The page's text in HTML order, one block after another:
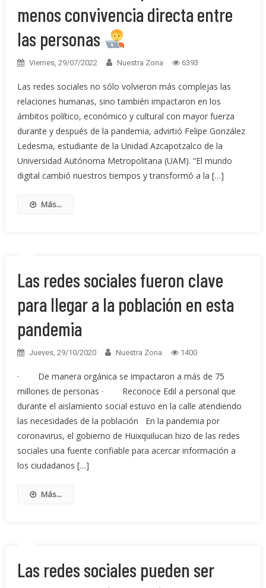
menos convivencia directa entre
las personas
Viernes, 29/07/2022 Nuestra Zona 6393
Las redes sociales no sólo volvieron más complejas las
relaciones humanas, sino también impactaron en los
ámbitos político, económico y cultural con mayor fuerza
durante y después de la pandemia, advirtió Felipe González
Ledesma, estudiante de la Unidad Azcapotzalco de la
Universidad Autónoma Metropolitana (UAM). “El mundo
digital cambió nuestros tiempos y transformó a la […]
Más...
Las redes sociales fueron clave
para llegar a la población en esta
pandemia
Jueves, 29/10/2020 Nuestra Zona 1400
· De manera orgánica se impactaron a más de 75
millones de personas · Reconoce Edil a personal que
durante el aislamiento social estuvo en la calle atendiendo
las necesidades de la población En la pandemia por
coronavirus, el gobierno de Huixquilucan hizo de las redes
sociales una fuente confiable para acercar información a
los ciudadanos […]
Más...
Las redes sociales pueden ser